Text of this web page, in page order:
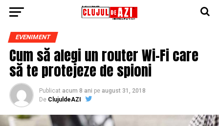
EVENIMENT
Cum să alegi un router Wi-Fi care
să te protejeze de spioni
Publicat acum 8 ani pe august 31, 2018
De ClujuldeAZI